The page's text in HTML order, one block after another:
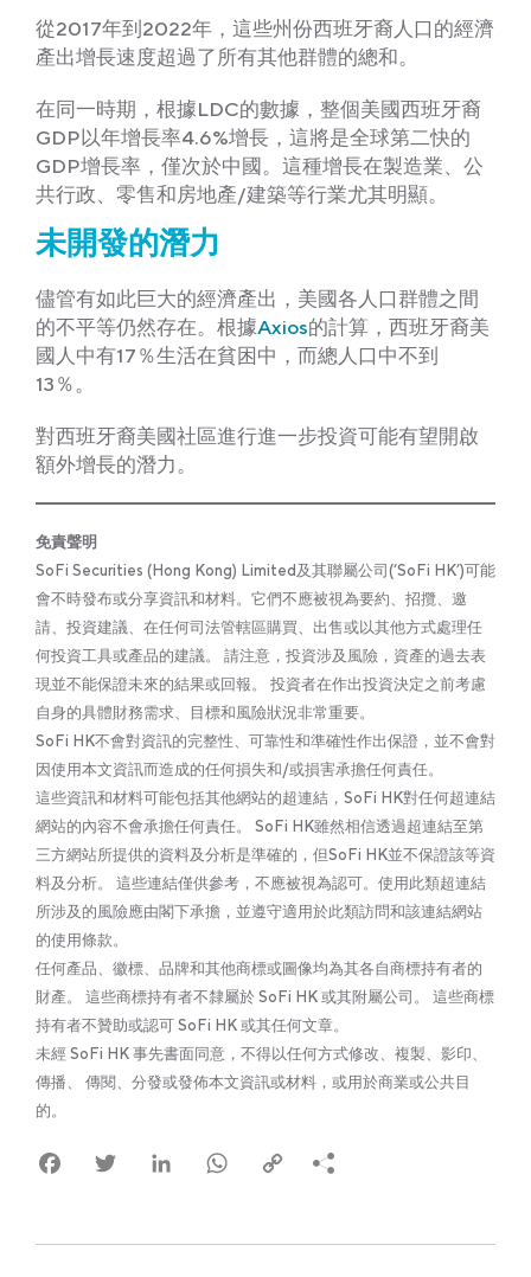
從2017年到2022年，這些州份西班牙裔人口的經濟
產出增長速度超過了所有其他群體的總和。
在同一時期，根據LDC的數據，整個美國西班牙裔
GDP以年增長率4.6%增長，這將是全球第二快的
GDP增長率，僅次於中國。這種增長在製造業、公
共行政、零售和房地產/建築等行業尤其明顯。
未開發的潛力
儘管有如此巨大的經濟產出，美國各人口群體之間
的不平等仍然存在。根據Axios的計算，西班牙裔美
國人中有17％生活在貧困中，而總人口中不到
13％。
對西班牙裔美國社區進行進一步投資可能有望開啟
額外增長的潛力。
免責聲明
SoFi Securities (Hong Kong) Limited及其聯屬公司(‘SoFi HK’)可能
會不時發布或分享資訊和材料。它們不應被視為要約、招攬、邀
請、投資建議、在任何司法管轄區購買、出售或以其他方式處理任
何投資工具或產品的建議。 請注意，投資涉及風險，資產的過去表
現並不能保證未來的結果或回報。 投資者在作出投資決定之前考慮
自身的具體財務需求、目標和風險狀況非常重要。
SoFi HK不會對資訊的完整性、可靠性和準確性作出保證，並不會對
因使用本文資訊而造成的任何損失和/或損害承擔任何責任。
這些資訊和材料可能包括其他網站的超連結，SoFi HK對任何超連結
網站的內容不會承擔任何責任。 SoFi HK雖然相信透過超連結至第
三方網站所提供的資料及分析是準確的，但SoFi HK並不保證該等資
料及分析。 這些連結僅供參考，不應被視為認可。使用此類超連結
所涉及的風險應由閣下承擔，並遵守適用於此類訪問和該連結網站
的使用條款。
任何產品、徽標、品牌和其他商標或圖像均為其各自商標持有者的
財產。 這些商標持有者不隸屬於 SoFi HK 或其附屬公司。 這些商標
持有者不贊助或認可 SoFi HK 或其任何文章。
未經 SoFi HK 事先書面同意，不得以任何方式修改、複製、影印、
傳播、 傳閱、分發或發佈本文資訊或材料，或用於商業或公共目
的。
FacebookTwitter LinkedInWhatsApp
Copy